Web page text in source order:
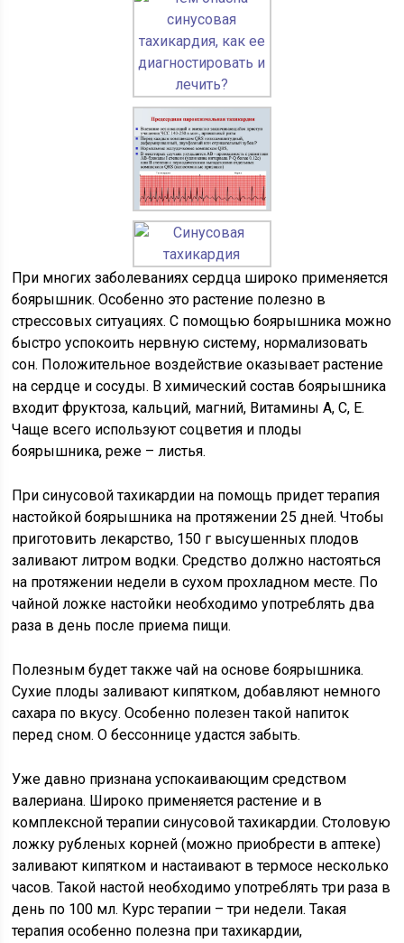
При многих заболеваниях сердца широко применяется
боярышник. Особенно это растение полезно в
стрессовых ситуациях. С помощью боярышника можно
быстро успокоить нервную систему, нормализовать
сон. Положительное воздействие оказывает растение
на сердце и сосуды. В химический состав боярышника
входит фруктоза, кальций, магний, Витамины А, С, Е.
Чаще всего используют соцветия и плоды
боярышника, реже – листья.
При синусовой тахикардии на помощь придет терапия
настойкой боярышника на протяжении 25 дней. Чтобы
приготовить лекарство, 150 г высушенных плодов
заливают литром водки. Средство должно настояться
на протяжении недели в сухом прохладном месте. По
чайной ложке настойки необходимо употреблять два
раза в день после приема пищи.
Полезным будет также чай на основе боярышника.
Сухие плоды заливают кипятком, добавляют немного
сахара по вкусу. Особенно полезен такой напиток
перед сном. О бессоннице удастся забыть.
Уже давно признана успокаивающим средством
валериана. Широко применяется растение и в
комплексной терапии синусовой тахикардии. Столовую
ложку рубленых корней (можно приобрести в аптеке)
заливают кипятком и настаивают в термосе несколько
часов. Такой настой необходимо употреблять три раза в
день по 100 мл. Курс терапии – три недели. Такая
терапия особенно полезна при тахикардии,